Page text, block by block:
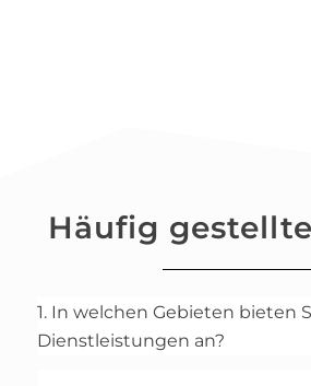
Häufig
1. In welchen Gebieten bieten
Dienstleistungen an?